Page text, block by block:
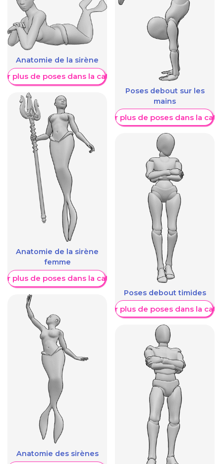
Anatomie de la sirène
plus de poses dans la catégorie
Anatomie de la sirène
femme
plus de poses dans la catégorie
Anatomie des sirènes
Poses debout sur les
mains
Afficher plus de poses dans la
Poses debout timides
Afficher plus de poses dans la